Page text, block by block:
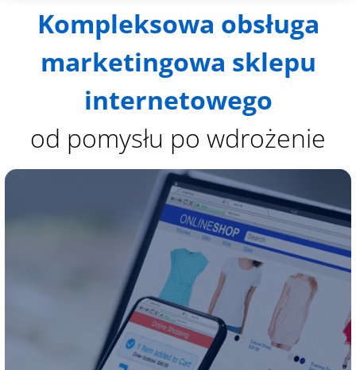
Kompleksowa obsługa
marketingowa sklepu
internetowego
od pomysłu po wdrożenie